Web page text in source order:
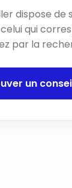
dispose de
qui
par la
un